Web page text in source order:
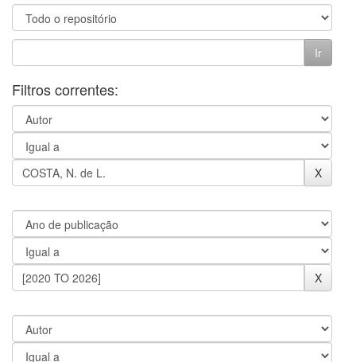
Filtros correntes: